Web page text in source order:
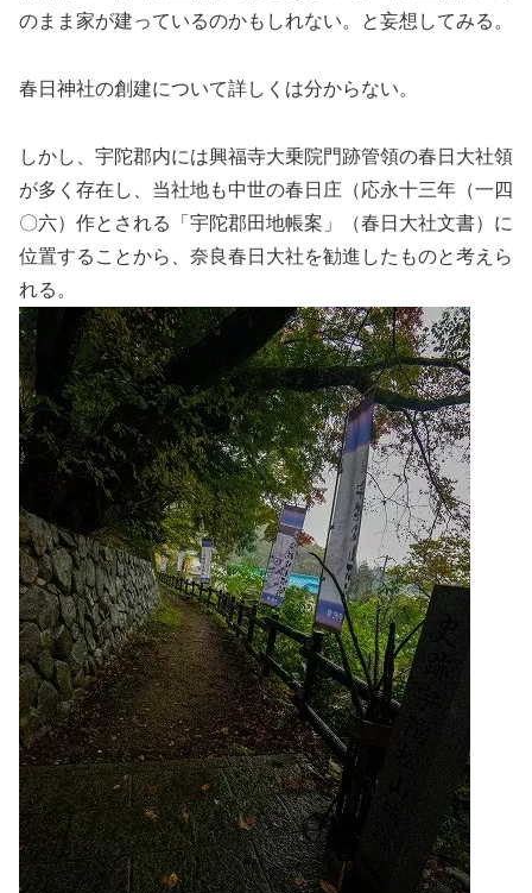
のまま家が建っているのかもしれない。と妄想してみる。
春日神社の創建について詳しくは分からない。
しかし、宇陀郡内には興福寺大乗院門跡管領の春日大社領
が多く存在し、当社地も中世の春日庄（応永十三年（一四
〇六）作とされる「宇陀郡田地帳案」（春日大社文書）に
位置することから、奈良春日大社を勧進したものと考えら
れる。